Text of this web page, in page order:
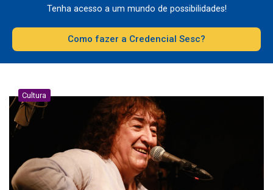
Tenha acesso a um mundo de possibilidades!
Como fazer a Credencial Sesc?
Cultura